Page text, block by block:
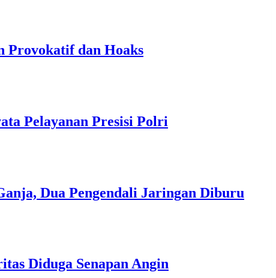
Provokatif dan Hoaks
Pelayanan Presisi Polri
Dua Pengendali Jaringan Diburu
Diduga Senapan Angin